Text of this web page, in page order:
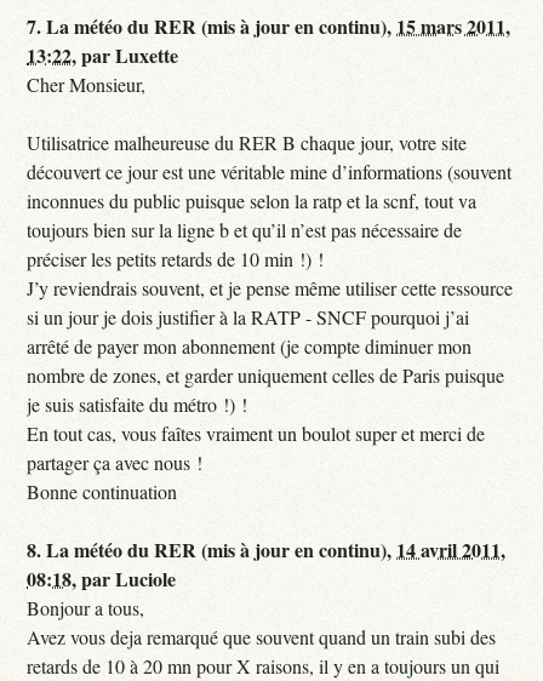
7.La météo du RER (mis à jour en continu), 15 mars 2011,
13:22,parLuxette
Cher Monsieur,
Utilisatrice malheureuse du RER B chaque jour, votre site
découvert ce jour est une véritable mine d’informations (souvent
inconnues du public puisque selon la ratp et la scnf, tout va
toujours bien sur la ligne b et qu’il n’est pas nécessaire de
préciser les petits retards de 10 min !) !
J’y reviendrais souvent, et je pense même utiliser cette ressource
si un jour je dois justifier à la RATP - SNCF pourquoi j’ai
arrêté de payer mon abonnement (je compte diminuer mon
nombre de zones, et garder uniquement celles de Paris puisque
je suis satisfaite du métro !) !
En tout cas, vous faîtes vraiment un boulot super et merci de
partager ça avec nous !
Bonne continuation
8.La météo du RER (mis à jour en continu), 14 avril 2011,
08:18,parLuciole
Bonjour a tous,
Avez vous deja remarqué que souvent quand un train subi des
retards de 10 à 20 mn pour X raisons, il y en a toujours un qui